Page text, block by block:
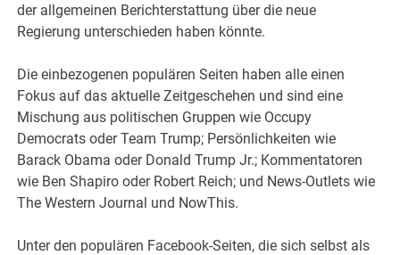
der allgemeinen Berichterstattung über die neue
Regierung unterschieden haben könnte.
Die einbezogenen populären Seiten haben alle einen
Fokus auf das aktuelle Zeitgeschehen und sind eine
Mischung aus politischen Gruppen wie Occupy
Democrats oder Team Trump; Persönlichkeiten wie
Barack Obama oder Donald Trump Jr.; Kommentatoren
wie Ben Shapiro oder Robert Reich; und News-Outlets wie
The Western Journal und NowThis.
Unter den populären Facebook-Seiten, die sich selbst als